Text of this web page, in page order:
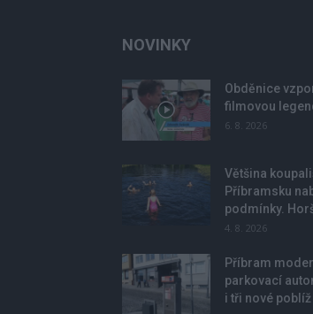
NOVINKY
Obděnice
filmovou
6. 8. 2026
Většina
Příbramsku
podmínky.
4. 8. 2026
Příbram
parkovací
i tři nové